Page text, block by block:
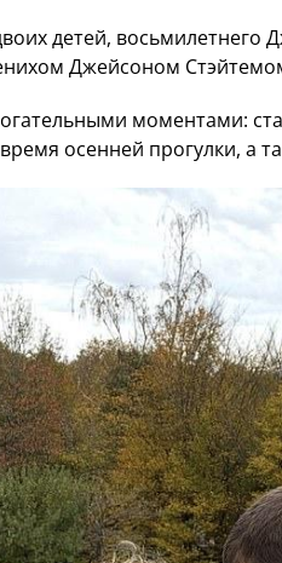
детей, восьмилетнего
Джейсоном
моментами:
осенней прогулки, а